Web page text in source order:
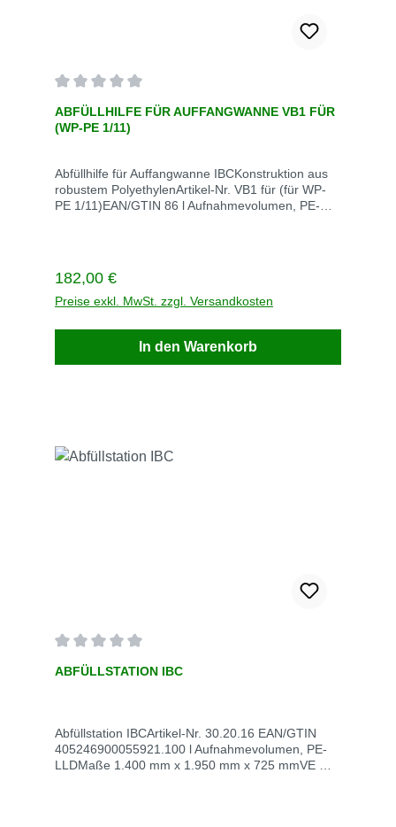
Durchschnittliche Bewertung von 0 von 5 Sternen
ABFÜLLHILFE FÜR AUFFANGWANNE VB1 FÜR
(WP-PE 1/11)
Abfüllhilfe für Auffangwanne IBCKonstruktion aus
robustem PolyethylenArtikel-Nr. VB1 für (für WP-
PE 1/11)EAN/GTIN 86 l Aufnahmevolumen, PE-
Regulärer Preis:
182,00 €
Preise exkl. MwSt. zzgl. Versandkosten
In den Warenkorb
Durchschnittliche Bewertung von 0 von 5 Sternen
ABFÜLLSTATION IBC
Abfüllstation IBCArtikel-Nr. 30.20.16 EAN/GTIN
405246900055921.100 l Aufnahmevolumen, PE-
LLDMaße 1.400 mm x 1.950 mm x 725 mmVE